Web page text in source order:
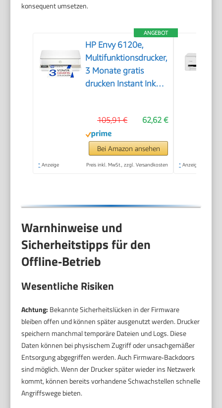
konsequent umsetzen.
ANGEBOT
HP Envy 6120e,
Multifunktionsdrucker,
3 Monate gratis
drucken Instant Ink
Mobiler Faxversand,
Wi-Fi, Beidseitiger
Druck
62,62 €
105,91 €
Bei Amazon ansehen
* Anzeige Preis inkl. MwSt., zzgl. Versandkosten * Anzeige
Warnhinweise und
Sicherheitstipps für den
Offline‑Betrieb
Wesentliche Risiken
Achtung: Bekannte Sicherheitslücken in der Firmware
bleiben offen und können später ausgenutzt werden. Drucker
speichern manchmal temporäre Dateien und Logs. Diese
Daten können bei physischem Zugriff oder unsachgemäßer
Entsorgung abgegriffen werden. Auch Firmware‑Backdoors
sind möglich. Wenn der Drucker später wieder ins Netzwerk
kommt, können bereits vorhandene Schwachstellen schnelle
Angriffswege bieten.